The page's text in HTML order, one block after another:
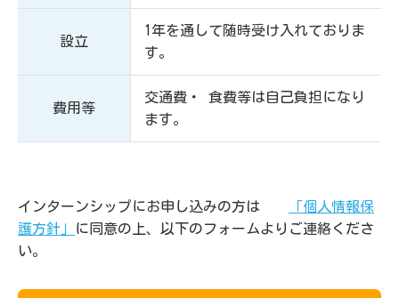
設立
1年を通して随時受け入れておりま
す。
費用等
交通費・ 食費等は自己負担になり
ます。
インターンシップにお申し込みの方は
「個人情報保
護方針」
に同意の上、以下のフォームよりご連絡くださ
い。